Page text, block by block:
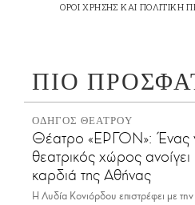
ΟΡΟΙ ΧΡΗΣΗΣ ΚΑΙ ΠΟΛΙΤΙΚΗ
ΠΙΟ
ΟΔΗΓΟΣ ΘΕΑΤΡΟΥ
Θέατρο «ΕΡΓΟΝ»: Ένας
θεατρικός χώρος ανοίγει
καρδιά της Αθήνας
Η Λυδία Κονιόρδου επιστρέφει με την